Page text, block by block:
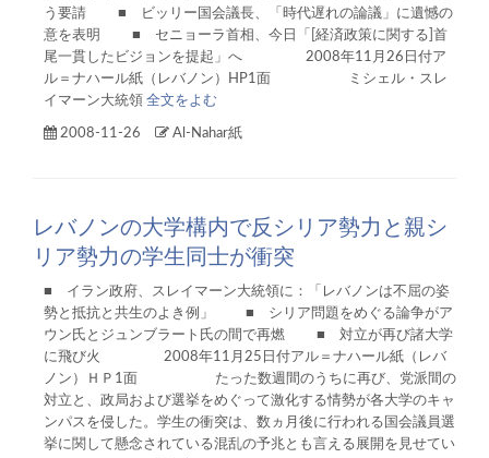
う要請 ■ ビッリー国会議長、「時代遅れの論議」に遺憾の
意を表明 ■ セニョーラ首相、今日「[経済政策に関する]首
尾一貫したビジョンを提起」へ 2008年11月26日付ア
ル＝ナハール紙（レバノン）HP1面 ミシェル・スレ
イマーン大統領 全文をよむ
2008-11-26 Al-Nahar紙
レバノンの大学構内で反シリア勢力と親シ
リア勢力の学生同士が衝突
■ イラン政府、スレイマーン大統領に：「レバノンは不屈の姿
勢と抵抗と共生のよき例」 ■ シリア問題をめぐる論争がア
ウン氏とジュンブラート氏の間で再燃 ■ 対立が再び諸大学
に飛び火 2008年11月25日付アル＝ナハール紙（レバ
ノン）ＨＰ1面 たった数週間のうちに再び、党派間の
対立と、政局および選挙をめぐって激化する情勢が各大学のキャ
ンパスを侵した。学生の衝突は、数ヵ月後に行われる国会議員選
挙に関して懸念されている混乱の予兆とも言える展開を見せてい